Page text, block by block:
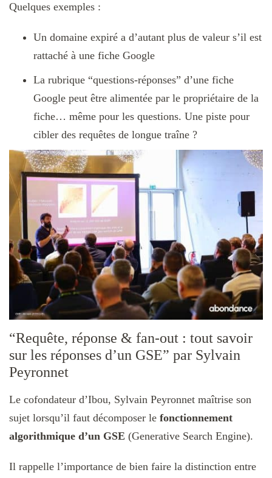
Quelques exemples :
Un domaine expiré a d’autant plus de valeur s’il est
rattaché à une fiche Google
La rubrique “questions-réponses” d’une fiche
Google peut être alimentée par le propriétaire de la
fiche… même pour les questions. Une piste pour
cibler des requêtes de longue traîne ?
“Requête, réponse & fan-out : tout savoir
sur les réponses d’un GSE” par Sylvain
Peyronnet
Le cofondateur d’Ibou, Sylvain Peyronnet maîtrise son
sujet lorsqu’il faut décomposer le fonctionnement
algorithmique d’un GSE (Generative Search Engine).
Il rappelle l’importance de bien faire la distinction entre